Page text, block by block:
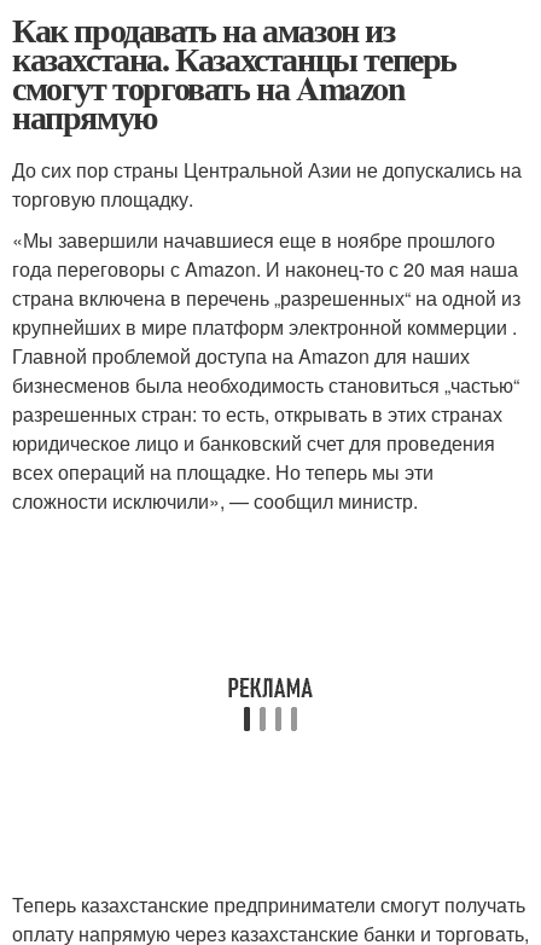
Как продавать на амазон из
казахстана. Казахстанцы теперь
смогут торговать на Amazon
напрямую
До сих пор страны Центральной Азии не допускались на
торговую площадку.
«Мы завершили начавшиеся еще в ноябре прошлого
года переговоры с Amazon. И наконец-то с 20 мая наша
страна включена в перечень „разрешенных“ на одной из
крупнейших в мире платформ электронной коммерции .
Главной проблемой доступа на Amazon для наших
бизнесменов была необходимость становиться „частью“
разрешенных стран: то есть, открывать в этих странах
юридическое лицо и банковский счет для проведения
всех операций на площадке. Но теперь мы эти
сложности исключили», — сообщил министр.
Теперь казахстанские предприниматели смогут получать
оплату напрямую через казахстанские банки и торговать,